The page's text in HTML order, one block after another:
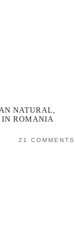
NATURAL,
ROMANIA
21 COMMENTS